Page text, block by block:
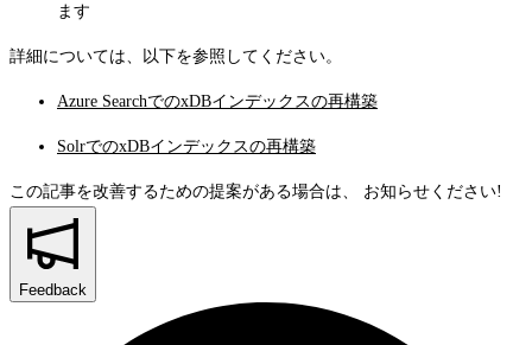
ます
詳細については、以下を参照してください。
Azure SearchでのxDBインデックスの再構築
SolrでのxDBインデックスの再構築
この記事を改善するための提案がある場合は、 お知らせください!
Feedback